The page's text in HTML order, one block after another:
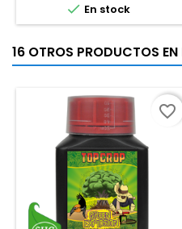
 En stock
16 OTROS PRODUCTOS
favorite_border